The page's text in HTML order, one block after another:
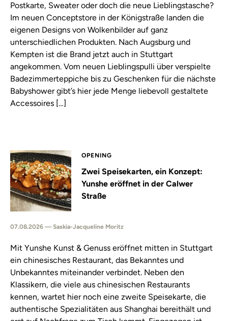
Postkarte, Sweater oder doch die neue Lieblingstasche?
Im neuen Conceptstore in der Königstraße landen die
eigenen Designs von Wolkenbilder auf ganz
unterschiedlichen Produkten. Nach Augsburg und
Kempten ist die Brand jetzt auch in Stuttgart
angekommen. Vom neuen Lieblingspulli über verspielte
Badezimmerteppiche bis zu Geschenken für die nächste
Babyshower gibt’s hier jede Menge liebevoll gestaltete
Accessoires […]
OPENING
Zwei Speisekarten, ein Konzept:
Yunshe eröffnet in der Calwer
Straße
07.08.2026 — Saskia-Jacqueline Moritz
Mit Yunshe Kunst & Genuss eröffnet mitten in Stuttgart
ein chinesisches Restaurant, das Bekanntes und
Unbekanntes miteinander verbindet. Neben den
Klassikern, die viele aus chinesischen Restaurants
kennen, wartet hier noch eine zweite Speisekarte, die
authentische Spezialitäten aus Shanghai bereithält und